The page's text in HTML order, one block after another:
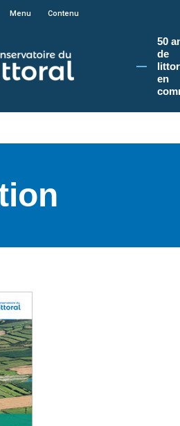
le site du Conservatoire du littoral, vous
Menu Contenu
50
de
en